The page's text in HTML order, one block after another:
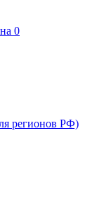
0
регионов РФ)